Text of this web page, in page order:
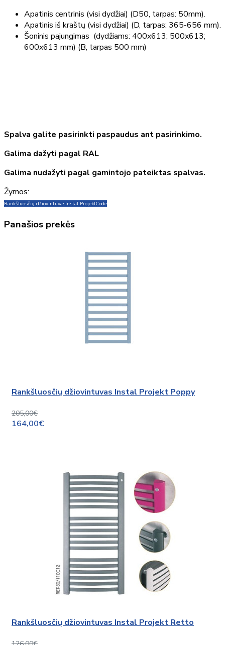
Apatinis centrinis (visi dydžiai) (D50, tarpas: 50mm).
Apatinis iš kraštų (visi dydžiai) (D, tarpas: 365-656 mm).
Šoninis pajungimas (dydžiams: 400x613; 500x613;
600x613 mm) (B, tarpas 500 mm)
Spalva galite pasirinkti paspaudus ant pasirinkimo.
Galima dažyti pagal RAL
Galima nudažyti pagal gamintojo pateiktas spalvas.
Žymos:
Rankšluosčių džiovintuvasInstal ProjektCode
Panašios prekės
Rankšluosčių džiovintuvas Instal Projekt Poppy
205,00€
164,00€
Rankšluosčių džiovintuvas Instal Projekt Retto